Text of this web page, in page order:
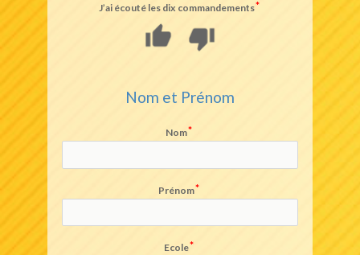
J’ai écouté les dix commandements
thumb_up thumb_down
Nom et Prénom
Nom
Prénom
Ecole